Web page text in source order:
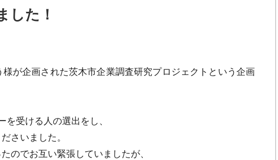
た！
が企画された茨木市企業調査研究プロジェクトという企画
受ける人の選出をし、
さいました。
のでお互い緊張していましたが、